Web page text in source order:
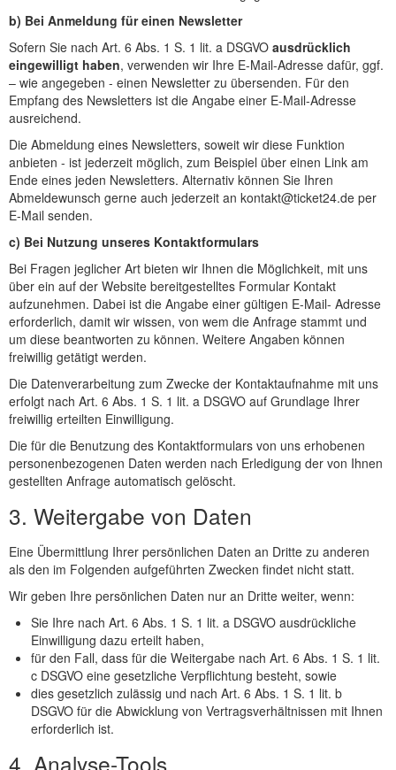
b) Bei Anmeldung für einen Newsletter
Sofern Sie nach Art. 6 Abs. 1 S. 1 lit. a DSGVO ausdrücklich
eingewilligt haben, verwenden wir Ihre E-Mail-Adresse dafür, ggf.
– wie angegeben - einen Newsletter zu übersenden. Für den
Empfang des Newsletters ist die Angabe einer E-Mail-Adresse
ausreichend.
Die Abmeldung eines Newsletters, soweit wir diese Funktion
anbieten - ist jederzeit möglich, zum Beispiel über einen Link am
Ende eines jeden Newsletters. Alternativ können Sie Ihren
Abmeldewunsch gerne auch jederzeit an kontakt@ticket24.de per
E-Mail senden.
c) Bei Nutzung unseres Kontaktformulars
Bei Fragen jeglicher Art bieten wir Ihnen die Möglichkeit, mit uns
über ein auf der Website bereitgestelltes Formular Kontakt
aufzunehmen. Dabei ist die Angabe einer gültigen E-Mail- Adresse
erforderlich, damit wir wissen, von wem die Anfrage stammt und
um diese beantworten zu können. Weitere Angaben können
freiwillig getätigt werden.
Die Datenverarbeitung zum Zwecke der Kontaktaufnahme mit uns
erfolgt nach Art. 6 Abs. 1 S. 1 lit. a DSGVO auf Grundlage Ihrer
freiwillig erteilten Einwilligung.
Die für die Benutzung des Kontaktformulars von uns erhobenen
personenbezogenen Daten werden nach Erledigung der von Ihnen
gestellten Anfrage automatisch gelöscht.
3. Weitergabe von Daten
Eine Übermittlung Ihrer persönlichen Daten an Dritte zu anderen
als den im Folgenden aufgeführten Zwecken findet nicht statt.
Wir geben Ihre persönlichen Daten nur an Dritte weiter, wenn:
Sie Ihre nach Art. 6 Abs. 1 S. 1 lit. a DSGVO ausdrückliche
Einwilligung dazu erteilt haben,
für den Fall, dass für die Weitergabe nach Art. 6 Abs. 1 S. 1 lit.
c DSGVO eine gesetzliche Verpflichtung besteht, sowie
dies gesetzlich zulässig und nach Art. 6 Abs. 1 S. 1 lit. b
DSGVO für die Abwicklung von Vertragsverhältnissen mit Ihnen
erforderlich ist.
4. Analyse-Tools